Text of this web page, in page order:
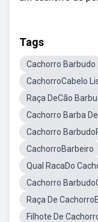
Tags
Cachorro Barbudo
CachorroCabelo
Raça DeCão
Cachorro Barba
Cachorro
CachorroBarbeiro
Qual RacaDo
Cachorro
Raça De
Filhote De